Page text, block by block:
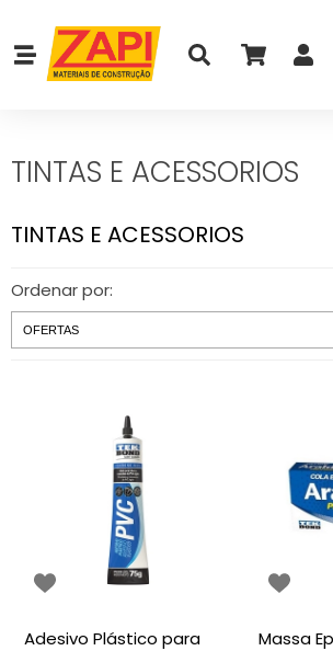
TINTAS E ACESSORIOS
TINTAS E ACESSORIOS
Ordenar por:
Adesivo Plástico para
Massa